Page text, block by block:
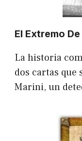
El Extremo
La historia
dos cartas que
Marini, un